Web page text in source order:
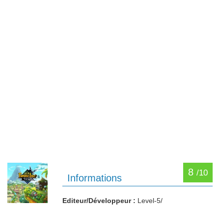
8 /10
Informations
Editeur/Développeur : Level-5/